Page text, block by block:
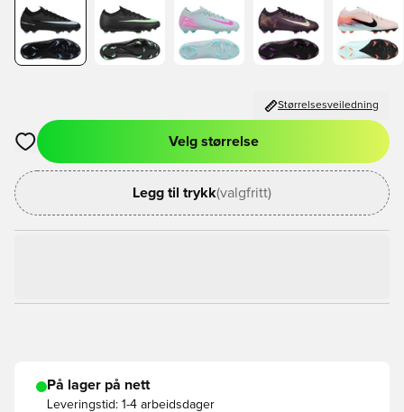
Størrelsesveiledning
Åpner en Modal for å logge inn eller registrere deg som
Velg størrelse
Legg til trykk(valgfritt)
På lager på nett
Leveringstid: 1-4 arbeidsdager